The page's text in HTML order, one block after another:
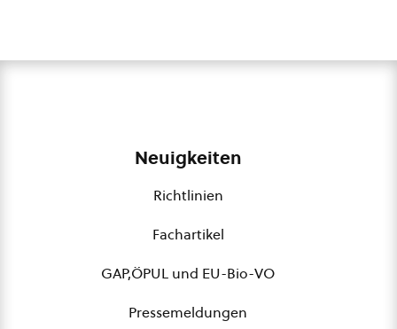
Neuigkeiten
Richtlinien
Fachartikel
GAP,ÖPUL und EU-Bio-VO
Pressemeldungen